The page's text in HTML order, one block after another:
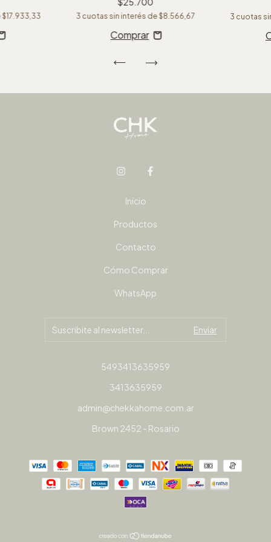
$17.933,33 3 cuotas sin interés de $8.566,67 3 cuotas
Inicio
Productos
Contacto
Cómo Comprar
WhatsApp
5493413635959
3413635959
admin@chekkahome.com.ar
Brown 2452 - Rosario